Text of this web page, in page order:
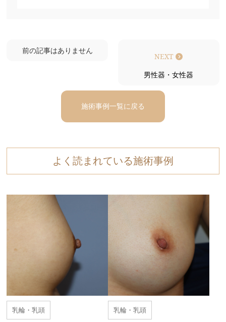
前の記事はありません
施術事例一覧に戻る
NEXT
男性器・女性器
よく読まれている施術事例
乳輪・乳頭 乳輪・乳頭